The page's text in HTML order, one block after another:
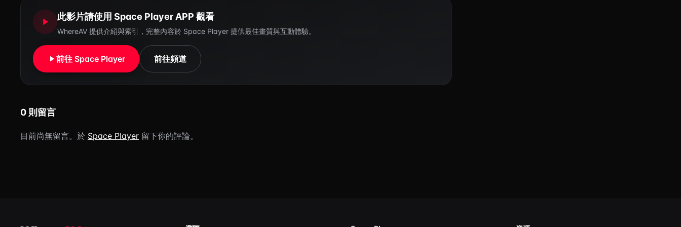
此影片請使用 Space Player APP 觀看
WhereAV 提供介紹與索引，完整內容於 Space Player 提供最佳畫質與互動體驗。
前往 Space Player 前往頻道
0 則留言
目前尚無留言。於 Space Player 留下你的評論。